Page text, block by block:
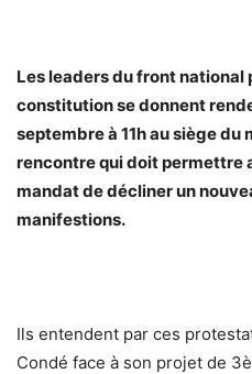
Les leaders du front national
constitution se donnent
septembre à 11h au siège du
rencontre qui doit permettre
mandat de décliner un
manifestions.
Ils entendent par ces
Condé face à son projet de